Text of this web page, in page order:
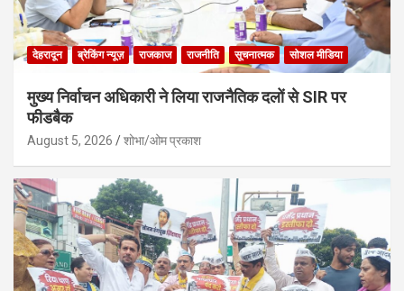
देहरादून ब्रेकिंग न्यूज़ राजकाज राजनीति सूचनात्मक सोशल मीडिया
मुख्य निर्वाचन अधिकारी ने लिया राजनैतिक दलों से SIR पर
फीडबैक
August 5, 2026 शोभा/ओम प्रकाश